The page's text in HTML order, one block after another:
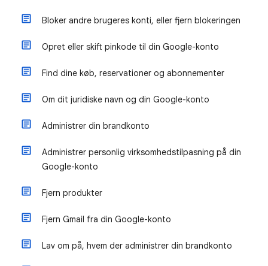
Bloker andre brugeres konti, eller fjern blokeringen
Opret eller skift pinkode til din Google-konto
Find dine køb, reservationer og abonnementer
Om dit juridiske navn og din Google-konto
Administrer din brandkonto
Administrer personlig virksomhedstilpasning på din
Google-konto
Fjern produkter
Fjern Gmail fra din Google-konto
Lav om på, hvem der administrer din brandkonto